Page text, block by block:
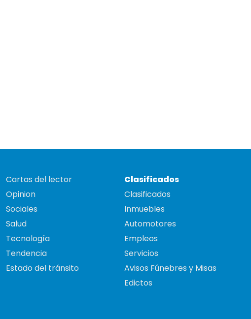
Cartas del lector
Opinion
Sociales
Salud
Tecnología
Tendencia
Estado del tránsito
Clasificados
Clasificados
Inmuebles
Automotores
Empleos
Servicios
Avisos Fúnebres y Misas
Edictos